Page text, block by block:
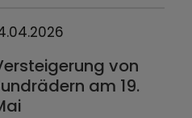
von
am 19.